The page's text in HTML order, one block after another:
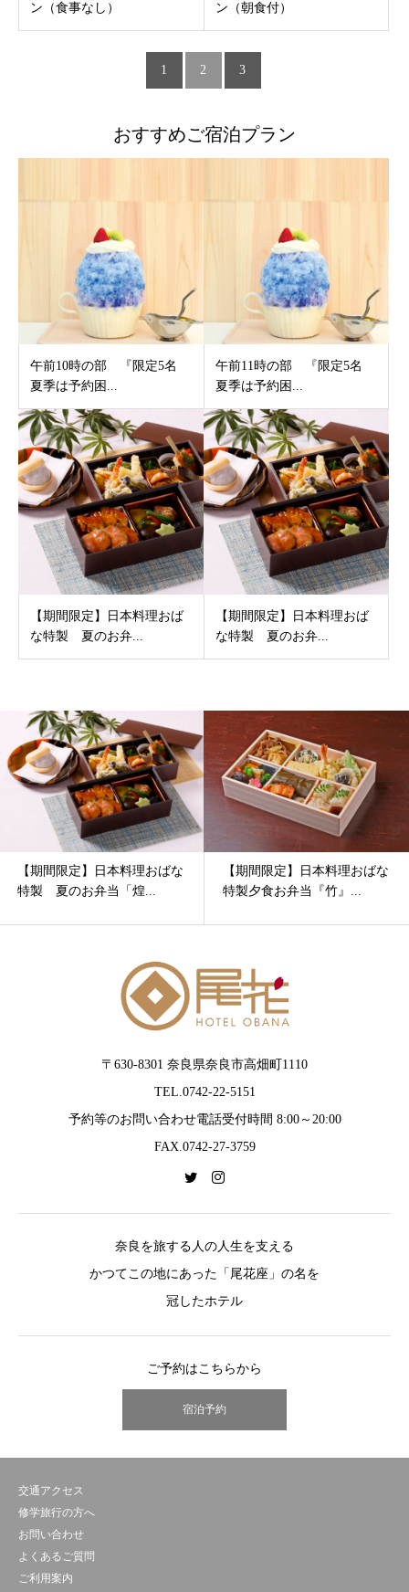
ン（食事なし）
ン（朝食付）
1 2 3
おすすめご宿泊プラン
午前10時の部 『限定5名
夏季は予約困...
午前11時の部 『限定5名
夏季は予約困...
【期間限定】日本料理おば
な特製 夏のお弁...
【期間限定】日本料理おば
な特製 夏のお弁...
【期間限定】日本料理おばな
特製 夏のお弁当「煌...
【期間限定】日本料理おばな
特製夕食お弁当『竹』...
〒630-8301 奈良県奈良市高畑町1110
TEL.0742-22-5151
予約等のお問い合わせ電話受付時間 8:00～20:00
FAX.0742-27-3759
奈良を旅する人の人生を支える
かつてこの地にあった「尾花座」の名を
冠したホテル
ご予約はこちらから
宿泊予約
交通アクセス
修学旅行の方へ
お問い合わせ
よくあるご質問
ご利用案内